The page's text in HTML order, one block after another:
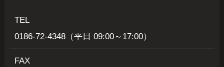
TEL
0186-72-4348（平日 09:00～17:00）
FAX